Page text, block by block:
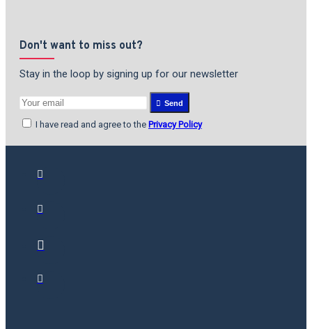
Don't want to miss out?
Stay in the loop by signing up for our newsletter
Send
I have read and agree to the Privacy Policy